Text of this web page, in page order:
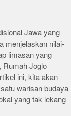
Jawa yang
menjelaskan nilai-
limasan yang
Rumah Joglo
ini, kita akan
warisan budaya
yang tak lekang